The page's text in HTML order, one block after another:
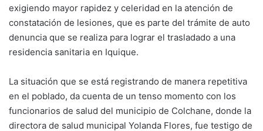
exigiendo mayor rapidez y celeridad en la atención de
constatación de lesiones, que es parte del trámite de auto
denuncia que se realiza para lograr el trasladado a una
residencia sanitaria en Iquique.
La situación que se está registrando de manera repetitiva
en el poblado, da cuenta de un tenso momento con los
funcionarios de salud del municipio de Colchane, donde la
directora de salud municipal Yolanda Flores, fue testigo de